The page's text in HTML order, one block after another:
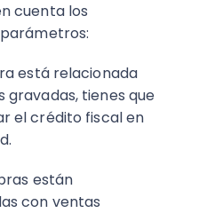
cuenta los
está relacionada
gravadas, tienes que
el crédito fiscal en
están
con ventas